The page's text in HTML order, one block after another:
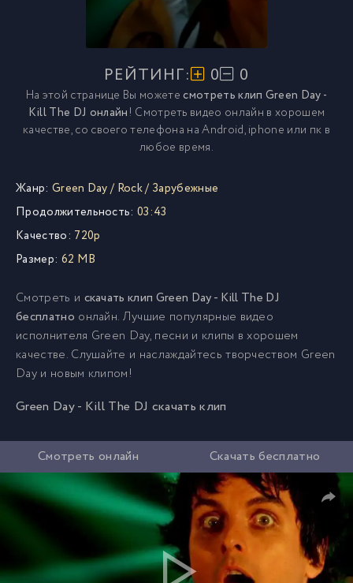
РЕЙТИНГ: 0 0
На этой странице Вы можетесмотреть клип Green Day -
Kill The DJ онлайн! Смотреть видео онлайн в хорошем
качестве, со своего телефона на Android, iphone или пк в
любое время.
Жанр: Green Day/ Rock/ Зарубежные
Продолжительность: 03:43
Качество: 720p
Размер: 62 MB
Смотреть и скачать клип Green Day - Kill The DJ
бесплатно онлайн. Лучшие популярные видео
исполнителя Green Day, песни и клипы в хорошем
качестве. Слушайте и наслаждайтесь творчеством Green
Day и новым клипом!
Green Day - Kill The DJ скачать клип
Смотреть онлайн Скачать бесплатно